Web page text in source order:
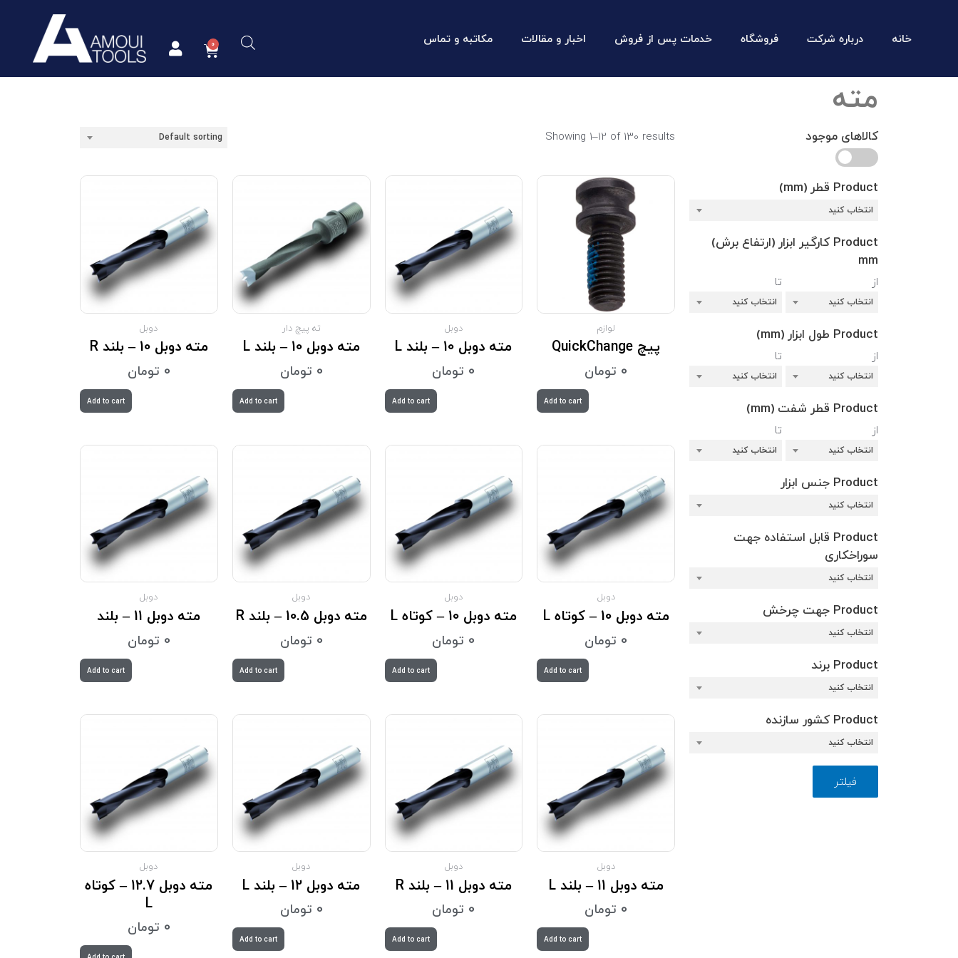
خانه درباره شرکت فروشگاه خدمات پس از فروش اخبار و مقالات مکاتبه و تماس
مته
کالاهای موجود
Product قطر (mm)
انتخاب کنید
Product کارگیر ابزار (ارتفاع برش)
mm
از
انتخاب کنید
تا
انتخاب کنید
Product طول ابزار (mm)
از
انتخاب کنید
تا
انتخاب کنید
Product قطر شفت (mm)
از
انتخاب کنید
تا
انتخاب کنید
Product جنس ابزار
انتخاب کنید
Product قابل استفاده جهت
سوراخکاری
انتخاب کنید
Product جهت چرخش
انتخاب کنید
Product برند
انتخاب کنید
Product کشور سازنده
انتخاب کنید
فیلتر
Showing 1–12 of 130 results
Default sorting
لوازم
پیچ QuickChange
0 تومان
Add to cart
دوبل
مته دوبل 10 – بلند L
0 تومان
Add to cart
ته پیچ دار
مته دوبل 10 – بلند L
0 تومان
Add to cart
دوبل
مته دوبل 10 – بلند R
0 تومان
Add to cart
دوبل
مته دوبل 10 – کوتاه L
0 تومان
Add to cart
دوبل
مته دوبل 10 – کوتاه L
0 تومان
Add to cart
دوبل
مته دوبل 10.5 – بلند R
0 تومان
Add to cart
دوبل
مته دوبل 11 – بلند
0 تومان
Add to cart
دوبل
مته دوبل 11 – بلند L
0 تومان
Add to cart
دوبل
مته دوبل 11 – بلند R
0 تومان
Add to cart
دوبل
مته دوبل 12 – بلند L
0 تومان
Add to cart
دوبل
مته دوبل 12.7 – کوتاه
L
0 تومان